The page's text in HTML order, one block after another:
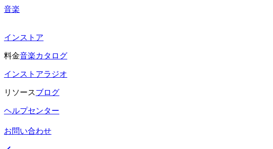
音楽
インストア
料金音楽カタログ
インストアラジオ
リソースブログ
ヘルプセンター
お問い合わせ